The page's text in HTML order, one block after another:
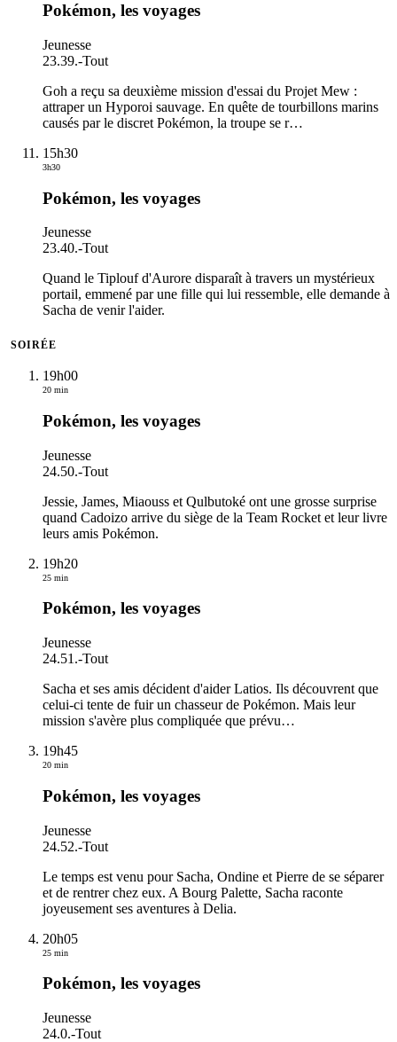
Pokémon, les voyages
Jeunesse
23.39.-Tout
Goh a reçu sa deuxième mission d'essai du Projet Mew :
attraper un Hyporoi sauvage. En quête de tourbillons marins
causés par le discret Pokémon, la troupe se r…
15h30
3h30
Pokémon, les voyages
Jeunesse
23.40.-Tout
Quand le Tiplouf d'Aurore disparaît à travers un mystérieux
portail, emmené par une fille qui lui ressemble, elle demande à
Sacha de venir l'aider.
SOIRÉE
19h00
20 min
Pokémon, les voyages
Jeunesse
24.50.-Tout
Jessie, James, Miaouss et Qulbutoké ont une grosse surprise
quand Cadoizo arrive du siège de la Team Rocket et leur livre
leurs amis Pokémon.
19h20
25 min
Pokémon, les voyages
Jeunesse
24.51.-Tout
Sacha et ses amis décident d'aider Latios. Ils découvrent que
celui-ci tente de fuir un chasseur de Pokémon. Mais leur
mission s'avère plus compliquée que prévu…
19h45
20 min
Pokémon, les voyages
Jeunesse
24.52.-Tout
Le temps est venu pour Sacha, Ondine et Pierre de se séparer
et de rentrer chez eux. A Bourg Palette, Sacha raconte
joyeusement ses aventures à Delia.
20h05
25 min
Pokémon, les voyages
Jeunesse
24.0.-Tout